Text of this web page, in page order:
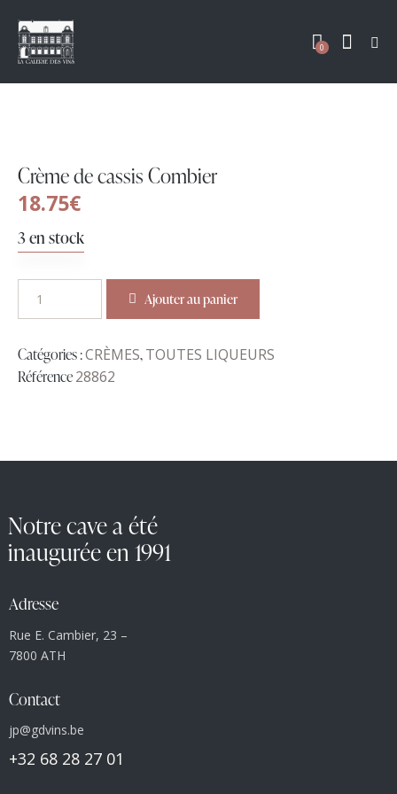
0
Crème de cassis Combier
18.75€
3 en stock
Ajouter au panier
Catégories :CRÈMES,TOUTES LIQUEURS
Référence28862
Notre cave a été
inaugurée en 1991
Adresse
Rue E. Cambier, 23 –
7800 ATH
Contact
jp@gdvins.be
+32 68 28 27 01